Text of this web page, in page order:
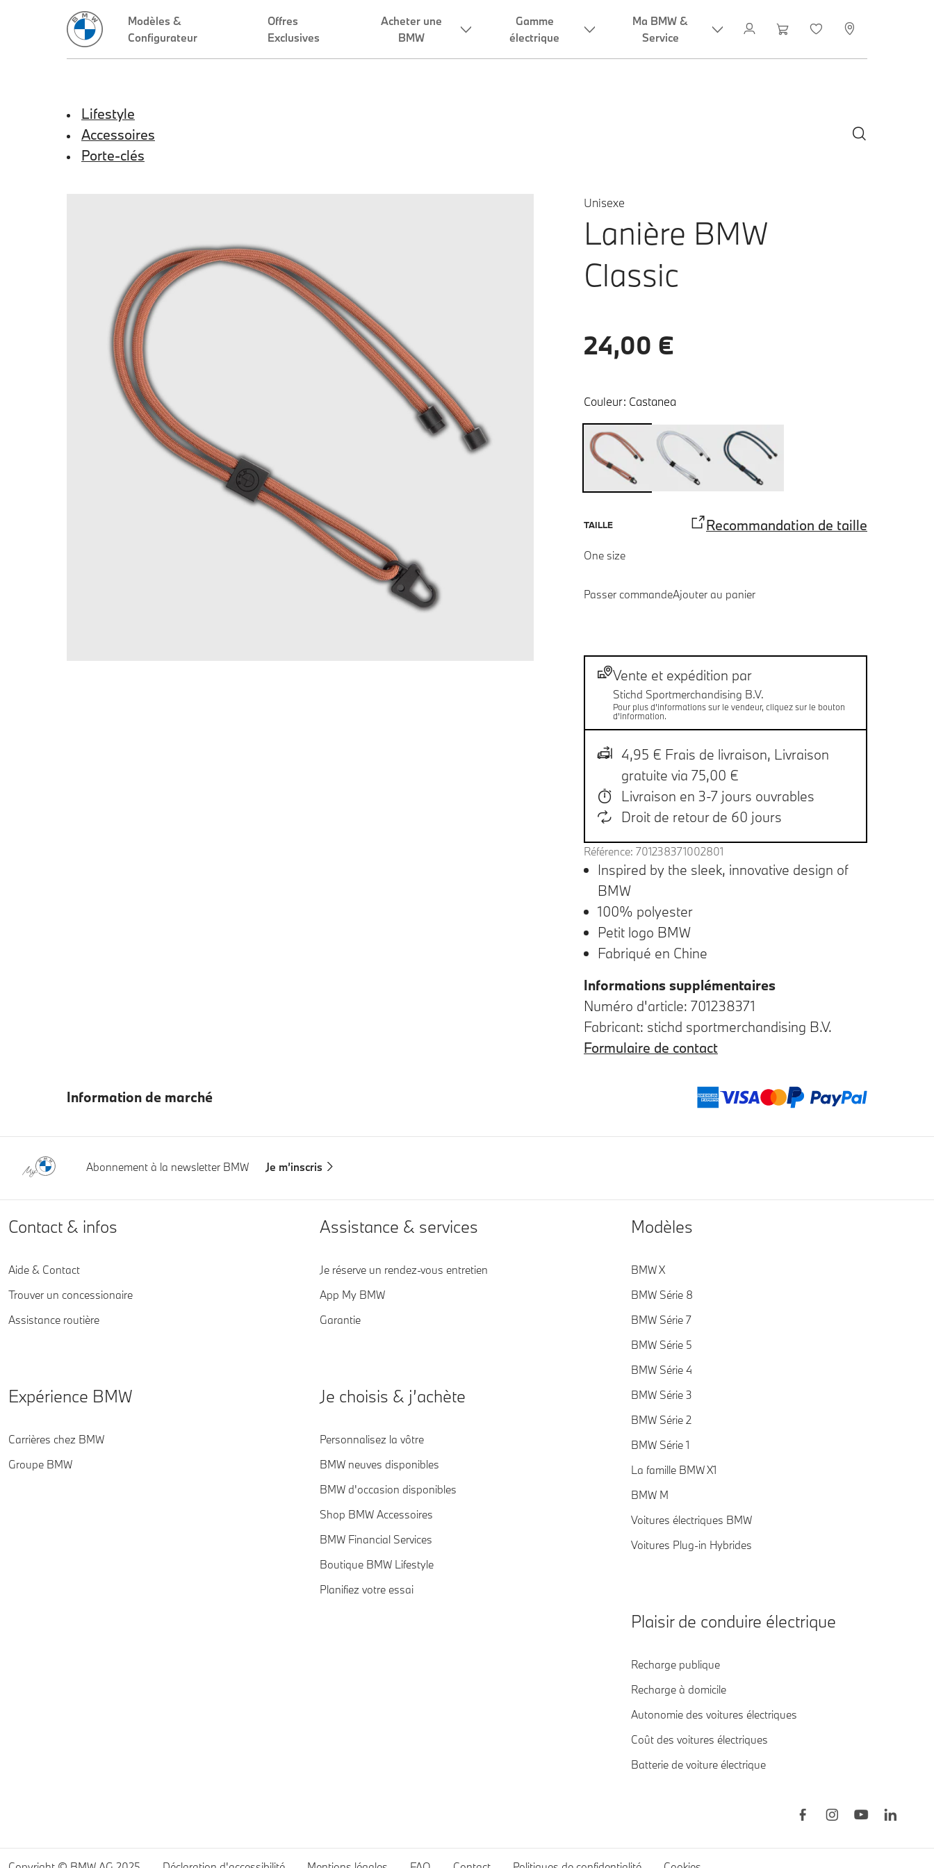
Lifestyle
Accessoires
Porte-clés
Unisexe
Lanière BMW
Classic
24,00 €
Couleur: Castanea
TAILLE Recommandation de taille
One size
Passer commandeAjouter au panier
Notes de bas de page
Livraison
Vente et expédition par
Stichd Sportmerchandising B.V.
Pour plus d'informations sur le vendeur, cliquez sur le bouton
d'information.
4,95 € Frais de livraison, Livraison
gratuite via 75,00 €
Livraison en 3-7 jours ouvrables
Droit de retour de 60 jours
Référence: 701238371002801
Inspired by the sleek, innovative design of
BMW
100% polyester
Petit logo BMW
Fabriqué en Chine
Informations supplémentaires
Numéro d'article: 701238371
Fabricant: stichd sportmerchandising B.V.
Formulaire de contact
Information de marché